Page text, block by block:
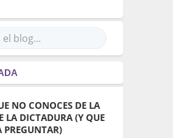
NO CONOCES DE LA
LA DICTADURA (Y QUE
PREGUNTAR)